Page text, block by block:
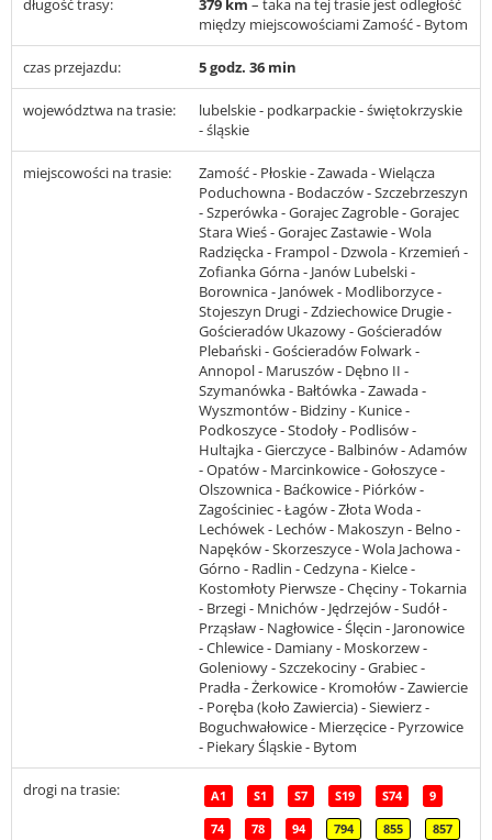
długość trasy: 379 km – taka na tej trasie jest odległość
między miejscowościami Zamość - Bytom
czas przejazdu: 5 godz. 36 min
województwa na trasie:
lubelskie - podkarpackie - świętokrzyskie
- śląskie
miejscowości na trasie:
Zamość - Płoskie - Zawada - Wielącza
Poduchowna - Bodaczów - Szczebrzeszyn
- Szperówka - Gorajec Zagroble - Gorajec
Stara Wieś - Gorajec Zastawie - Wola
Radzięcka - Frampol - Dzwola - Krzemień -
Zofianka Górna - Janów Lubelski -
Borownica - Janówek - Modliborzyce -
Stojeszyn Drugi - Zdziechowice Drugie -
Gościeradów Ukazowy - Gościeradów
Plebański - Gościeradów Folwark -
Annopol - Maruszów - Dębno II -
Szymanówka - Bałtówka - Zawada -
Wyszmontów - Bidziny - Kunice -
Podkoszyce - Stodoły - Podlisów -
Hultajka - Gierczyce - Balbinów - Adamów
- Opatów - Marcinkowice - Gołoszyce -
Olszownica - Baćkowice - Piórków -
Zagościniec - Łagów - Złota Woda -
Lechówek - Lechów - Makoszyn - Belno -
Napęków - Skorzeszyce - Wola Jachowa -
Górno - Radlin - Cedzyna - Kielce -
Kostomłoty Pierwsze - Chęciny - Tokarnia
- Brzegi - Mnichów - Jędrzejów - Sudół -
Prząsław - Nagłowice - Ślęcin - Jaronowice
- Chlewice - Damiany - Moskorzew -
Goleniowy - Szczekociny - Grabiec -
Pradła - Żerkowice - Kromołów - Zawiercie
- Poręba (koło Zawiercia) - Siewierz -
Boguchwałowice - Mierzęcice - Pyrzowice
- Piekary Śląskie - Bytom
drogi na trasie: A1 S1 S7 S19 S74 9
74 78 94 794 855 857